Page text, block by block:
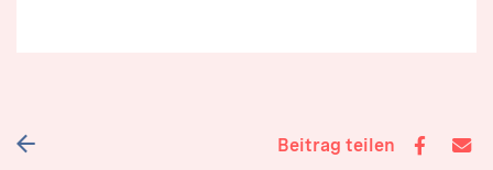
Beitrag teilen